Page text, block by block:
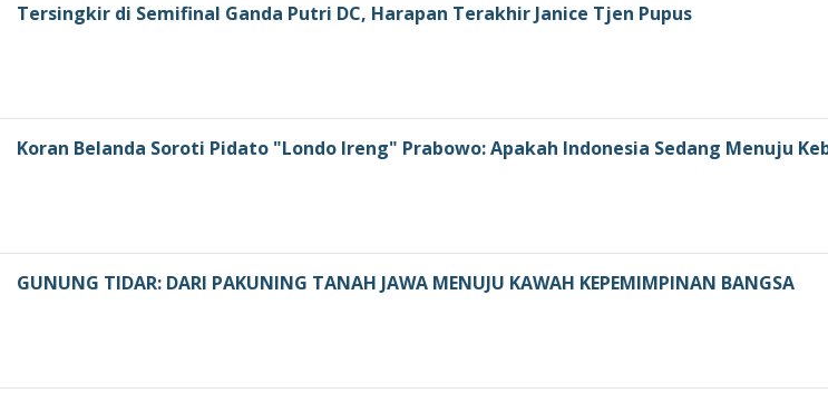
Tersingkir di Semifinal Ganda Putri DC, Harapan Terakhir Janice Tjen Pupus
Koran Belanda Soroti Pidato "Londo Ireng" Prabowo: Apakah Indonesia Sedang Menuju
GUNUNG TIDAR: DARI PAKUNING TANAH JAWA MENUJU KAWAH KEPEMIMPINAN BANGSA